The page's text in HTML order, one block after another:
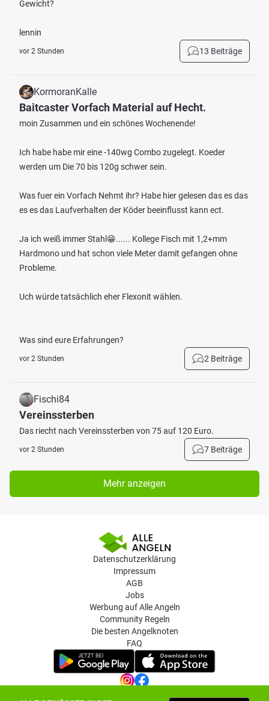
Gewicht?
lennin
vor 2 Stunden 13 Beiträge
KormoranKalle
Baitcaster Vorfach Material auf Hecht.
moin Zusammen und ein schönes Wochenende!
Ich habe habe mir eine -140wg Combo zugelegt. Koeder
werden um Die 70 bis 120g schwer sein.
Was fuer ein Vorfach Nehmt ihr? Habe hier gelesen das es das
es es das Laufverhalten der Köder beeinflusst kann ect.
Ja ich weiß immer Stahl😁...... Kollege Fisch mit 1,2+mm
Hardmono und hat schon viele Meter damit gefangen ohne
Probleme.
Uch würde tatsächlich eher Flexonit wählen.
Was sind eure Erfahrungen?
vor 2 Stunden 2 Beiträge
Fischi84
Vereinssterben
Das riecht nach Vereinssterben von 75 auf 120 Euro.
vor 2 Stunden 7 Beiträge
Mehr anzeigen
Datenschutzerklärung
Impressum
AGB
Jobs
Werbung auf Alle Angeln
Community Regeln
Die besten Angelknoten
FAQ